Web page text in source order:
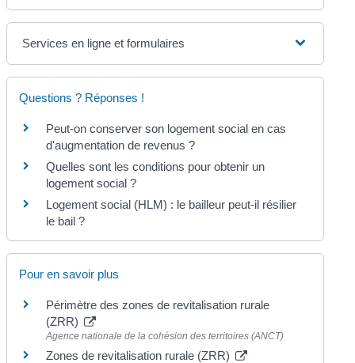
Services en ligne et formulaires
Questions ? Réponses !
Peut-on conserver son logement social en cas
d'augmentation de revenus ?
Quelles sont les conditions pour obtenir un
logement social ?
Logement social (HLM) : le bailleur peut-il résilier
le bail ?
Pour en savoir plus
Périmètre des zones de revitalisation rurale
(ZRR)
Agence nationale de la cohésion des territoires (ANCT)
Zones de revitalisation rurale (ZRR)